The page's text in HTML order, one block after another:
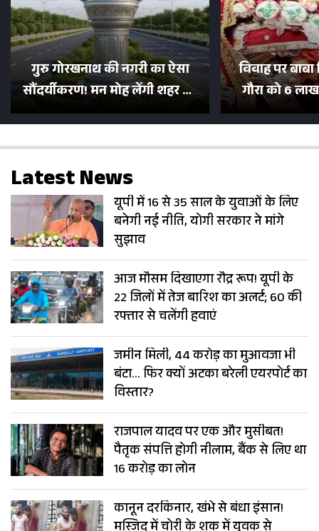
गुरु गोरखनाथ की नगरी का ऐसा
सौंदर्यीकरण! मन मोह लेंगी शहर की
सड़कें; देखें Photos
विवाह पर
गौरा को 6
500 भक्तों
Latest News
यूपी में 16 से 35 साल के युवाओं के लिए
बनेगी नई नीति, योगी सरकार ने मांगे
सुझाव
आज मौसम दिखाएगा रौद्र रूप! यूपी के
22 जिलों में तेज बारिश का अलर्ट; 60 की
रफ्तार से चलेंगी हवाएं
जमीन मिली, 44 करोड़ का मुआवजा भी
बंटा… फिर क्यों अटका बरेली एयरपोर्ट का
विस्तार?
राजपाल यादव पर एक और मुसीबत!
पैतृक संपत्ति होगी नीलाम, बैंक से लिए था
16 करोड़ का लोन
कानून दरकिनार, खंभे से बंधा इंसान!